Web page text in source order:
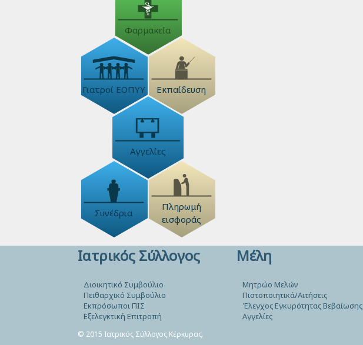
Φαρμακεία
Γιατροί ΕΟΠΥΥ Εκπαίδευση
Αγγελίες
Συνέδρια
Πληρωμή
εισφοράς
Ιατρικός Σύλλογος
Διοικητικό Συμβούλιο
Πειθαρχικό Συμβούλιο
Εκπρόσωποι ΠΙΣ
Εξελεγκτική Επιτροπή
Μέλη
Μητρώο Μελών
Πιστοποιητικά/Αιτήσεις
Έλεγχος Εγκυρότητας Βεβαίωσης
Αγγελίες
© 2015 Ιατρικός Σύλλογος Κέρκυρας.